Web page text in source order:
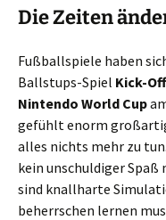
Die Zeiten
Fußballspiele haben
Ballstups-Spiel Kick-Off
Nintendo World Cup
gefühlt enorm
alles nichts mehr zu
kein unschuldiger Spaß
sind knallharte
beherrschen lernen